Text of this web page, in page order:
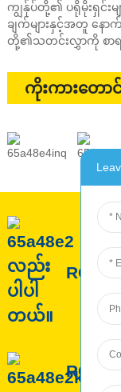
ကျွန်ုပ်တို့၏ ပရိုမိုးရှင်းမျ
ချက်များနှင့်အတူ နော
တို့၏သတင်းလွှာကို စာရင်
ကိုးကားတောင်
ROC
ROC